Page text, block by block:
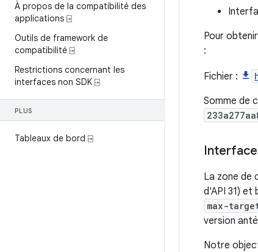
À propos de la compatibilité des
applications ⍈
Outils de framework de
compatibilité ⍈
Restrictions concernant les
interfaces non SDK ⍈
PLUS
Tableaux de bord ⍈
Pour
:
Fichier :
Somme de
La zone de
d'API 31) et
max-
version
Notre